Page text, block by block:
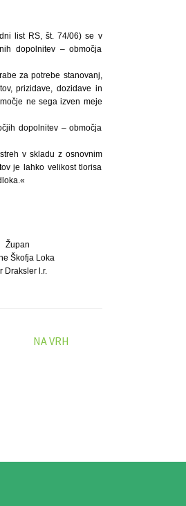
list RS, št. 74/06) se v
dopolnitev – območja
za potrebe stanovanj,
prizidave, dozidave in
ne sega izven meje
dopolnitev – območja
v skladu z osnovnim
je lahko velikost tlorisa
Župan
Škofja Loka
Draksler l.r.
NA VRH